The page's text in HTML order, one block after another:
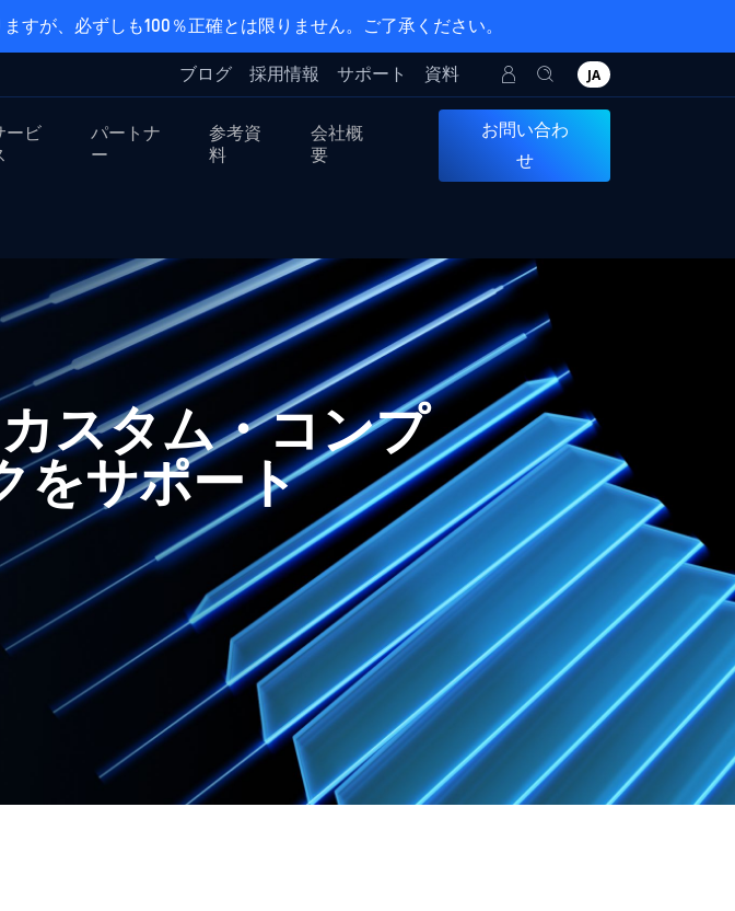
すが、必ずしも100％正確とは限りません。ご了承ください。
ブログ 採用情報 サポート 資料 JA
ービ
パートナ
ー
参考資
料
会社概
要
お問い合わ
せ
スタム・コンプ
をサポート